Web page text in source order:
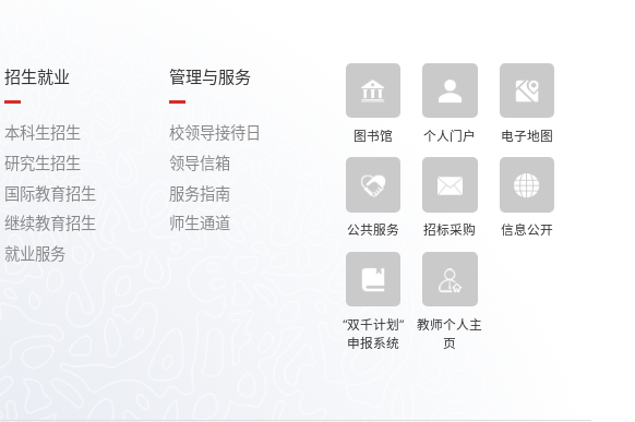
招生就业
本科生招生
研究生招生
国际教育招生
继续教育招生
就业服务
管理与服务
校领导接待日
领导信箱
服务指南
师生通道
图书馆 个人门户 电子地图
公共服务 招标采购 信息公开
“双千计划”
申报系统
教师个人主
页